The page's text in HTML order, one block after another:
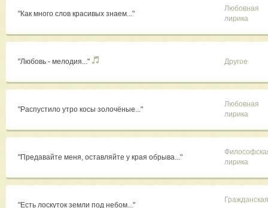
"Как много слов красивых знаем..."
Любовная
лирика
"Любовь - мелодия..." Другое
"Распустило утро косы золочёные..."
Любовная
лирика
"Предавайте меня, оставляйте у края обрыва..."
лирика
"Есть лоскуток земли под небом..."
Гражданская